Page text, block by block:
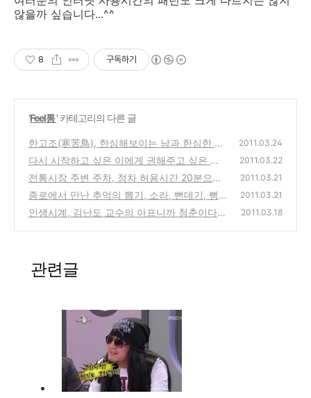
않을까 싶습니다...^^
8 구독하기
'Feel통' 카테고리의 다른 글
한고조(寒苦鳥), 한심해보이는 남과 한심한 나
(0)
2011.03.24
다시 시작하고 싶은 이에게 권해주고 싶은 책
(0)
2011.03.22
전통시장 주변 주차, 정차 허용시간 20분으로
연장과 재래시장의 변화
(0)
2011.03.21
종로에서 만난 추억의 뽑기, 소라, 뻔데기, 뻥
튀기
(0)
2011.03.21
인생시계, 김난도 교수의 아프니까 청춘이다..
2011.03.18
관련글